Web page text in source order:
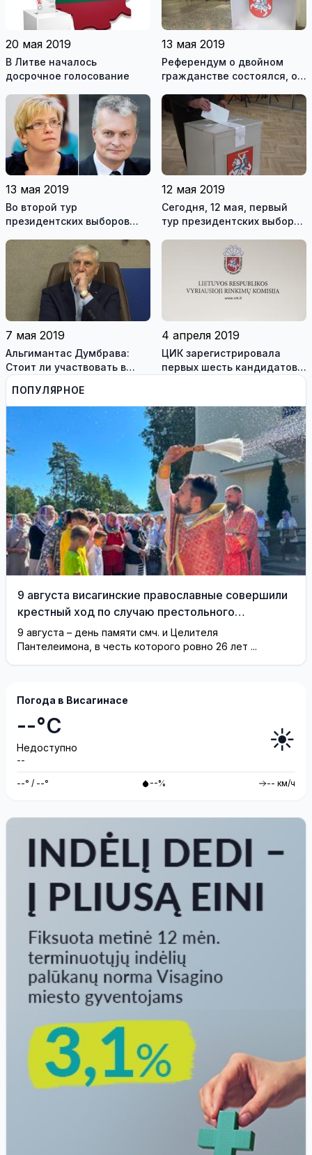
20 мая 2019
В Литве началось
досрочное голосование
13 мая 2019
Референдум о двойном
гражданстве состоялся, о
парламентариев считается
несостоявшимся
13 мая 2019
Во второй тур
президентских выборов
Шимоните. Висагинцы
отдали предпочтение
другому кандидату
12 мая 2019
Сегодня, 12 мая, первый
тур президентских выборов
изменении 12 и 55 статей
Конституции ЛР
7 мая 2019
Альгимантас Думбрава:
Стоит ли участвовать в
референдумах? (видео)
4 апреля 2019
ЦИК зарегистрировала
первых шесть кандидатов в
ПОПУЛЯРНОЕ
9 августа висагинские православные совершили
крестный ход по случаю престольного
праздника (фотогалерея)
9 августа – день памяти смч. и Целителя
Пантелеимона, в честь которого ровно 26 лет ...
Погода в Висагинасе
--°C
Недоступно
--
☀️
--° / --° --% -- км/ч